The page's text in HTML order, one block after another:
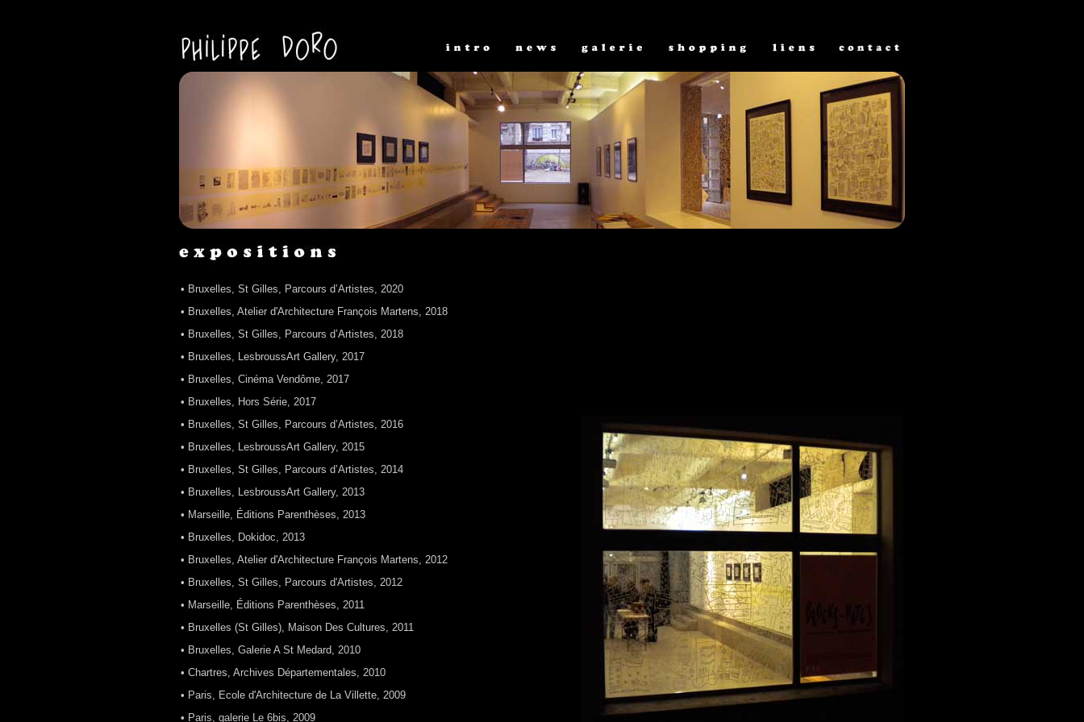
• Bruxelles, St Gilles, Parcours d’Artistes, 2020
• Bruxelles, Atelier d'Architecture François Martens, 2018
• Bruxelles, St Gilles, Parcours d’Artistes, 2018
• Bruxelles, LesbroussArt Gallery, 2017
• Bruxelles, Cinéma Vendôme, 2017
• Bruxelles, Hors Série, 2017
• Bruxelles, St Gilles, Parcours d’Artistes, 2016
• Bruxelles, LesbroussArt Gallery, 2015
• Bruxelles, St Gilles, Parcours d’Artistes, 2014
• Bruxelles, LesbroussArt Gallery, 2013
• Marseille, Éditions Parenthèses, 2013
• Bruxelles, Dokidoc, 2013
• Bruxelles, Atelier d'Architecture François Martens, 2012
• Bruxelles, St Gilles, Parcours d'Artistes, 2012
• Marseille, Éditions Parenthèses, 2011
• Bruxelles (St Gilles), Maison Des Cultures, 2011
• Bruxelles, Galerie A St Medard, 2010
• Chartres, Archives Départementales, 2010
• Paris, Ecole d'Architecture de La Villette, 2009
• Paris, galerie Le 6bis, 2009